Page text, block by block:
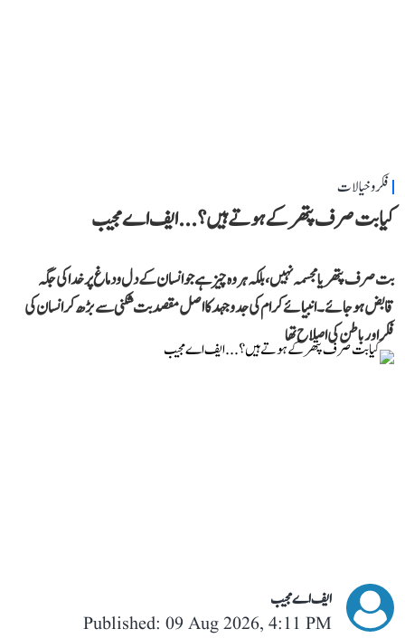
فکر و خیالات
کیا بت صرف پتھر کے ہوتے ہیں؟...ایف اے مجیب
بت صرف پتھر یا مجسمہ نہیں، بلکہ ہر وہ چیز ہے جو انسان کے دل و دماغ پر خدا کی جگہ
قابض ہو جائے۔ انبیائے کرام کی جدوجہد کا اصل مقصد بت شکنی سے بڑھ کر انسان کی
فکر اور باطن کی اصلاح تھا
ایف اے مجیب
Published: 09 Aug 2026, 4:11 PM